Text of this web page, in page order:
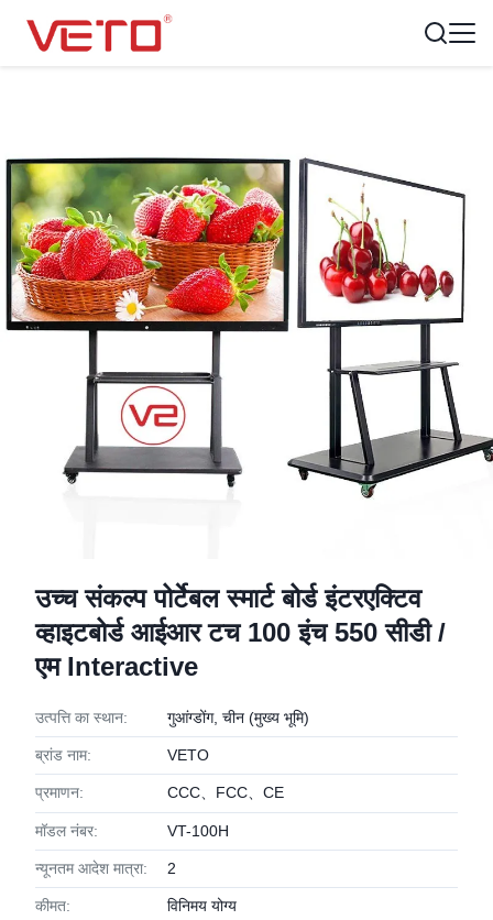
उच्च संकल्प पोर्टेबल स्मार्ट बोर्ड इंटरएक्टिव
व्हाइटबोर्ड आईआर टच 100 इंच 550 सीडी /
एम Interactive
उत्पत्ति का स्थान: गुआंग्डोंग, चीन (मुख्य भूमि)
ब्रांड नाम: VETO
प्रमाणन: CCC、FCC、CE
मॉडल नंबर: VT-100H
न्यूनतम आदेश मात्रा: 2
कीमत: विनिमय योग्य